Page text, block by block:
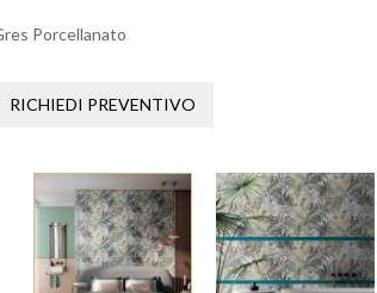
Porcellanato
RICHIEDI PREVENTIVO